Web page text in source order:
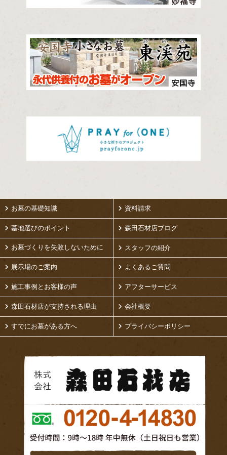
お墓の基礎知識
墓地選びのポイント
お墓づくりを失敗しないために
展示場のご案内
施工事例とお客様の声
森田石材店が支持される理由
すでにお墓がある方へ
資料請求
森田石材店ブログ
スタッフの紹介
よくあるご質問
アフターサービス
会社概要
プライバシーポリシー